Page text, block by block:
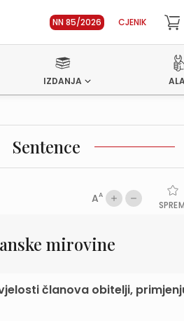
NN 85/2026 CJENIK
IZDANJA
Sentence
AA
mirovine
članova obitelji,